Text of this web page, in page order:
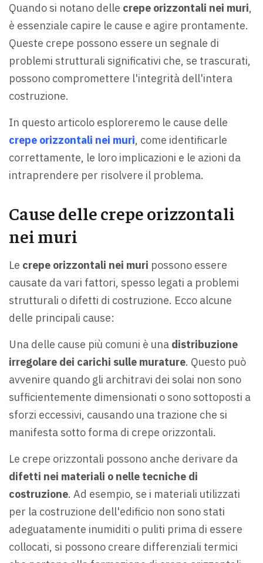
Quando si notano delle crepe orizzontali nei muri,
è essenziale capire le cause e agire prontamente.
Queste crepe possono essere un segnale di
problemi strutturali significativi che, se trascurati,
possono compromettere l'integrità dell'intera
costruzione.
In questo articolo esploreremo le cause delle
crepe orizzontali nei muri, come identificarle
correttamente, le loro implicazioni e le azioni da
intraprendere per risolvere il problema.
Cause delle crepe orizzontali
nei muri
Le crepe orizzontali nei muri possono essere
causate da vari fattori, spesso legati a problemi
strutturali o difetti di costruzione. Ecco alcune
delle principali cause:
Una delle cause più comuni è una distribuzione
irregolare dei carichi sulle murature. Questo può
avvenire quando gli architravi dei solai non sono
sufficientemente dimensionati o sono sottoposti a
sforzi eccessivi, causando una trazione che si
manifesta sotto forma di crepe orizzontali.
Le crepe orizzontali possono anche derivare da
difetti nei materiali o nelle tecniche di
costruzione. Ad esempio, se i materiali utilizzati
per la costruzione dell'edificio non sono stati
adeguatamente inumiditi o puliti prima di essere
collocati, si possono creare differenziali termici